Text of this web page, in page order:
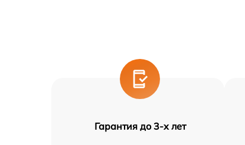
Гарантия до 3-х лет